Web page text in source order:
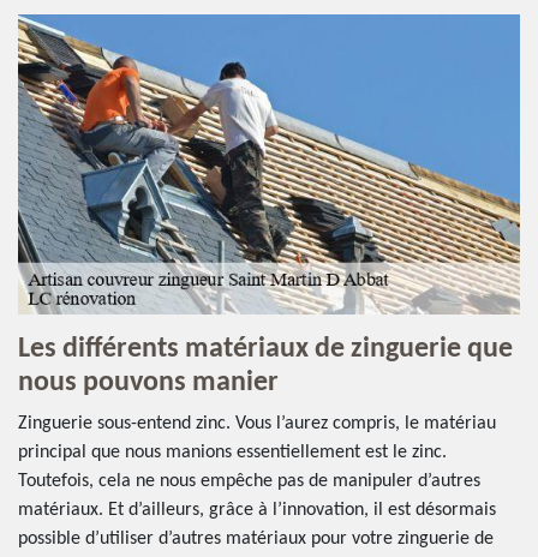
Les différents matériaux de zinguerie que
nous pouvons manier
Zinguerie sous-entend zinc. Vous l’aurez compris, le matériau
principal que nous manions essentiellement est le zinc.
Toutefois, cela ne nous empêche pas de manipuler d’autres
matériaux. Et d’ailleurs, grâce à l’innovation, il est désormais
possible d’utiliser d’autres matériaux pour votre zinguerie de